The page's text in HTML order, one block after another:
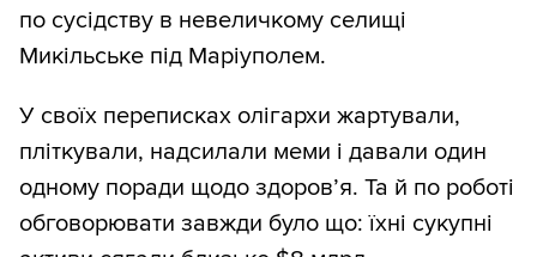
по сусідству в невеличкому селищі
Микільське під Маріуполем.
У своїх переписках олігархи жартували,
пліткували, надсилали меми і давали один
одному поради щодо здоров’я. Та й по роботі
обговорювати завжди було що: їхні сукупні